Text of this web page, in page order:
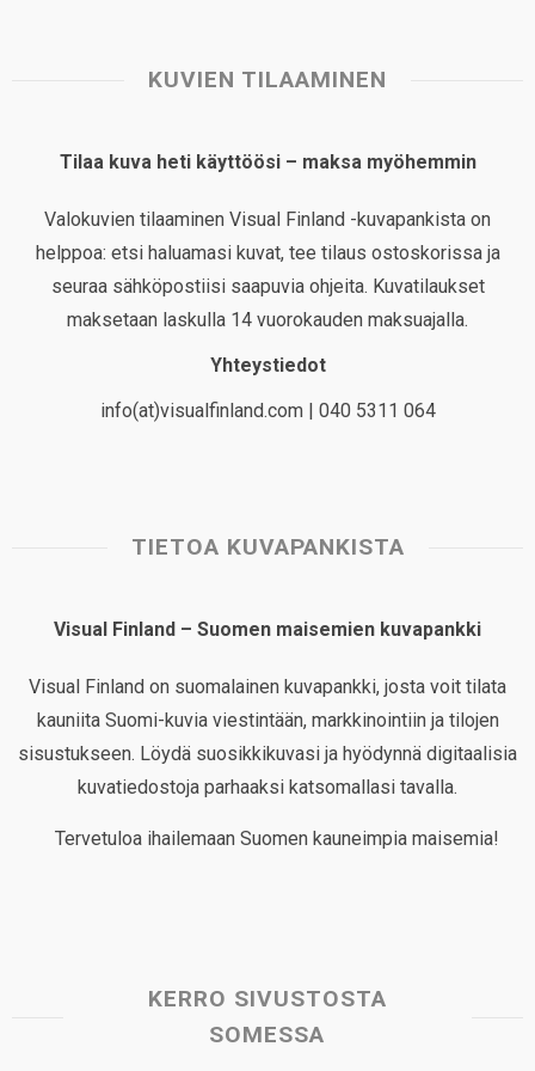
KUVIEN TILAAMINEN
Tilaa kuva heti käyttöösi – maksa myöhemmin
Valokuvien tilaaminen Visual Finland -kuvapankista on
helppoa: etsi haluamasi kuvat, tee tilaus ostoskorissa ja
seuraa sähköpostiisi saapuvia ohjeita. Kuvatilaukset
maksetaan laskulla 14 vuorokauden maksuajalla.
Yhteystiedot
info(at)visualfinland.com | 040 5311 064
TIETOA KUVAPANKISTA
Visual Finland – Suomen maisemien kuvapankki
Visual Finland on suomalainen kuvapankki, josta voit tilata
kauniita Suomi-kuvia viestintään, markkinointiin ja tilojen
sisustukseen. Löydä suosikkikuvasi ja hyödynnä digitaalisia
kuvatiedostoja parhaaksi katsomallasi tavalla.
Tervetuloa ihailemaan Suomen kauneimpia maisemia!
KERRO SIVUSTOSTA
SOMESSA